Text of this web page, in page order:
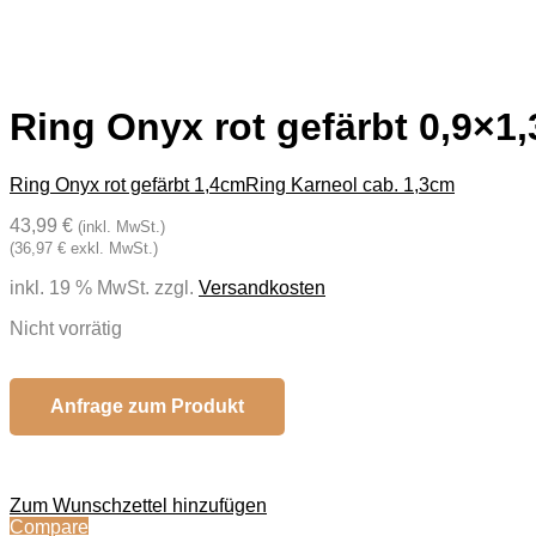
Ring Onyx rot gefärbt
Ring Onyx rot gefärbt 1,4cmRing Karneol cab. 1,3cm
43,99 € (inkl. MwSt.)
(36,97 € exkl. MwSt.)
inkl. 19 % MwSt. zzgl. Versandkosten
Nicht vorrätig
Anfrage zum Produkt
Zum Wunschzettel hinzufügen
Compare